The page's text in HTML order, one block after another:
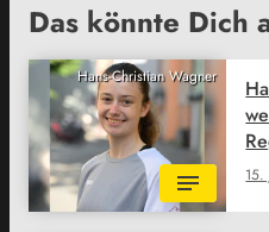
Das könnte Dich
Hans-Christian Wagner